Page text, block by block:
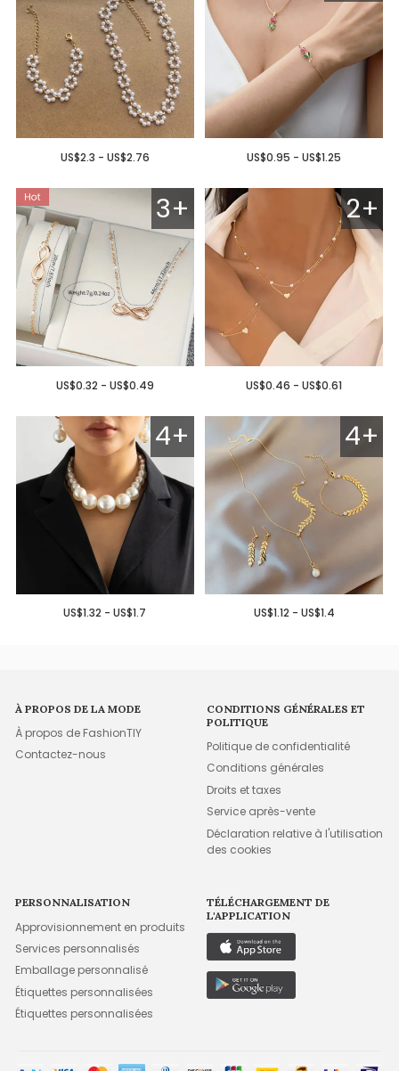
US$2.3 - US$2.76 US$0.95 - US$1.25
3+
US$0.32 - US$0.49
2+
US$0.46 - US$0.61
4+
US$1.32 - US$1.7
4+
US$1.12 - US$1.4
À PROPOS DE LA MODE
À propos de FashionTIY
Contactez-nous
CONDITIONS GÉNÉRALES ET
POLITIQUE
Politique de confidentialité
Conditions générales
Droits et taxes
Service après-vente
Déclaration relative à l'utilisation
des cookies
PERSONNALISATION
Approvisionnement en produits
Services personnalisés
Emballage personnalisé
Étiquettes personnalisées
Étiquettes personnalisées
TÉLÉCHARGEMENT DE
L'APPLICATION